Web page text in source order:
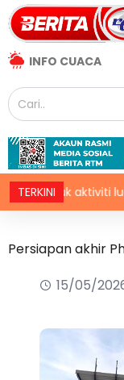
INFO CUACA
TERKINI
aktiviti luar
Persiapan akhir
15/05/